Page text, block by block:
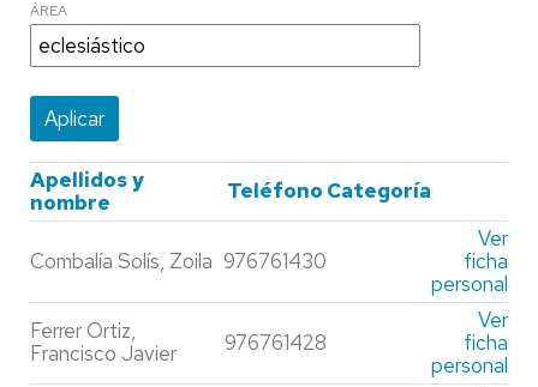
ÁREA
Apellidos y
nombre
Teléfono Categoría
Combalía Solís, Zoila 976761430
Ver
ficha
personal
Ferrer Ortiz,
Francisco Javier
976761428
Ver
ficha
personal